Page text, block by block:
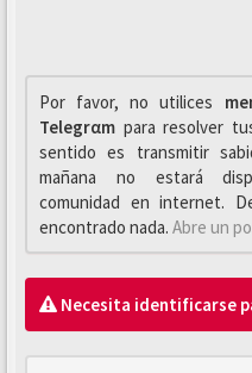
Por favor, no utilices
Telegrαm para resolver
sentido es transmitir
mañana no estará
comunidad en internet.
encontrado nada. Abre un
Necesita identificarse